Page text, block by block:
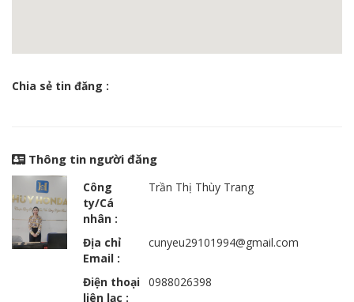
Chia sẻ tin đăng :
Thông tin người đăng
Công
ty/Cá
nhân :
Trần Thị Thùy Trang
Địa chỉ
Email :
cunyeu29101994@gmail.com
Điện thoại
liên lạc :
0988026398